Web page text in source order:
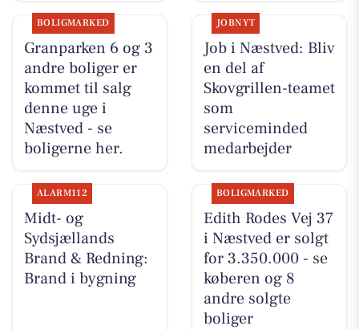
BOLIGMARKED
Granparken 6 og 3
andre boliger er
kommet til salg
denne uge i
Næstved - se
boligerne her.
JOBNYT
Job i Næstved: Bliv
en del af
Skovgrillen-teamet
som
serviceminded
medarbejder
ALARM112
Midt- og
Sydsjællands
Brand & Redning:
Brand i bygning
BOLIGMARKED
Edith Rodes Vej 37
i Næstved er solgt
for 3.350.000 - se
køberen og 8
andre solgte
boliger